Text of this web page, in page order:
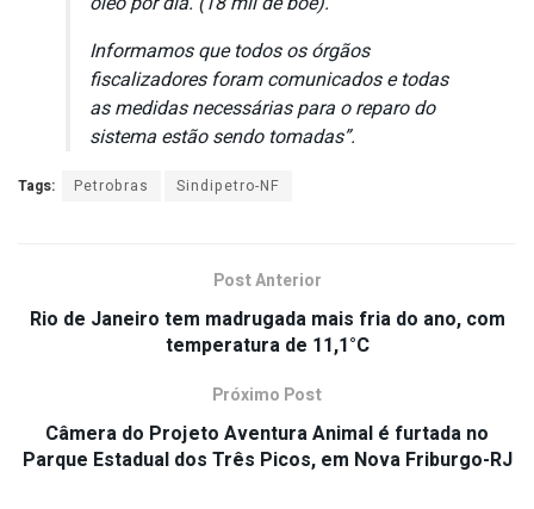
Informamos que todos os órgãos
fiscalizadores foram comunicados e todas
as medidas necessárias para o reparo do
sistema estão sendo tomadas”.
Tags: Petrobras Sindipetro-NF
Post Anterior
Rio de Janeiro tem madrugada mais fria do ano, com
temperatura de 11,1°C
Próximo Post
Câmera do Projeto Aventura Animal é furtada no
Parque Estadual dos Três Picos, em Nova Friburgo-RJ